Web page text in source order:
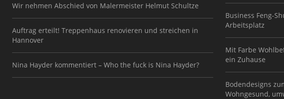
Wir nehmen Abschied von Malermeister Helmut Schultze
Auftrag erteilt! Treppenhaus renovieren und streichen in
Hannover
Nina Hayder kommentiert – Who the fuck is Nina Hayder?
Business Feng-
Arbeitsplatz
Mit Farbe
ein Zuhause
Bodendesigns
Wohngesund,